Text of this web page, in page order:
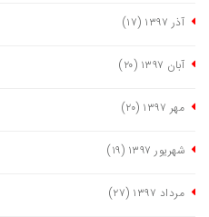
آذر ١٣٩٧ (١٧)
آبان ١٣٩٧ (٢٠)
مهر ١٣٩٧ (٢٠)
شهریور ١٣٩٧ (١٩)
مرداد ١٣٩٧ (٢٧)